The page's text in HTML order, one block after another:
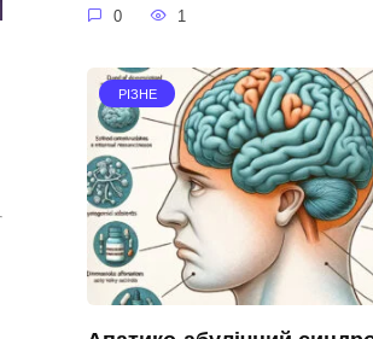
0 1
РІЗНЕ